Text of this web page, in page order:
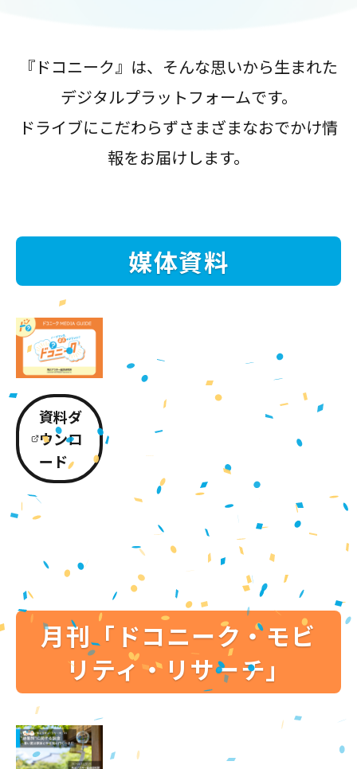
『ドコニーク』は、そんな思いから生まれた
デジタルプラットフォームです。
ドライブにこだわらずさまざまなおでかけ情
報をお届けします。
媒体資料
資料ダ
ウンロ
ード
月刊「ドコニーク・モビ
リティ・リサーチ」